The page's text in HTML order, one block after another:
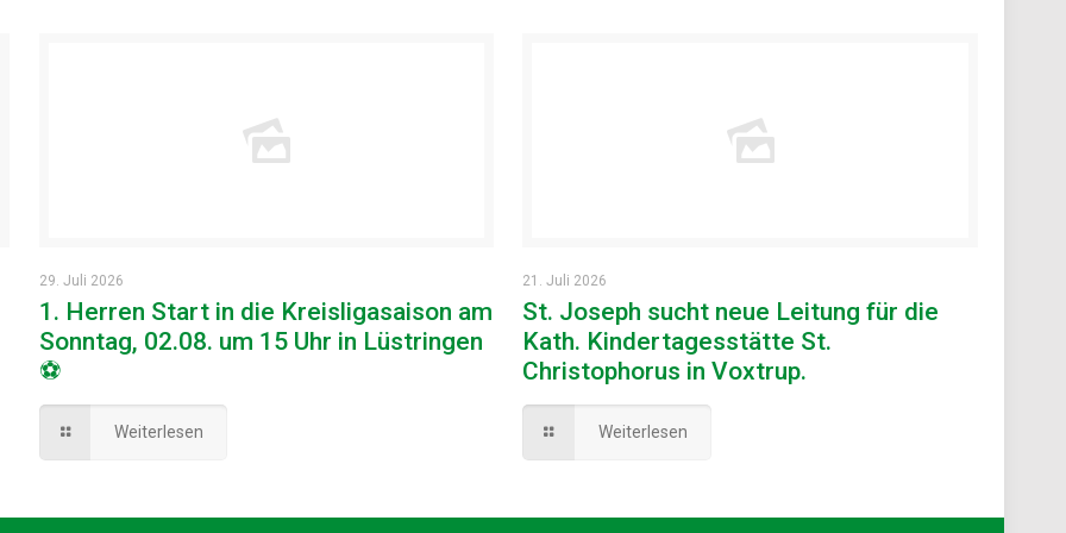
29. Juli 2026
1. Herren Start in die Kreisligasaison am
Sonntag, 02.08. um 15 Uhr in Lüstringen
⚽
Weiterlesen
21. Juli 2026
St. Joseph sucht neue Leitung für die
Kath. Kindertagesstätte St.
Christophorus in Voxtrup.
Weiterlesen